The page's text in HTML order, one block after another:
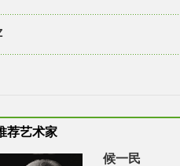
荐艺术家
候一民